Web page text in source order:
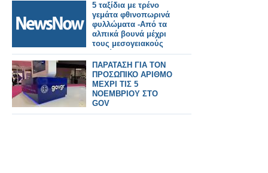
5 ταξίδια με τρένο
γεμάτα φθινοπωρινά
φυλλώματα -Από τα
αλπικά βουνά μέχρι
τους μεσογειακούς
ελαιώνες
εσπεριδοειδών
ΠΑΡΑΤΑΣΗ ΓΙΑ ΤΟΝ
ΠΡΟΣΩΠΙΚΟ ΑΡΙΘΜΟ
ΜΕΧΡΙ ΤΙΣ 5
ΝΟΕΜΒΡΙΟΥ ΣΤΟ
GOV